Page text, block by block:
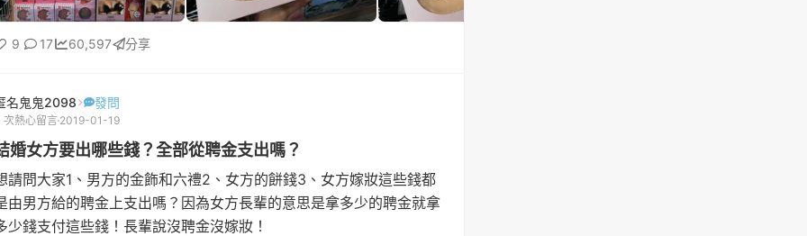
9 17 60,597 分享
名鬼鬼2098 發問
次熱心留言 2019-01-19
婚女方要出哪些錢？全部從聘金支出嗎？
請問大家1、男方的金飾和六禮2、女方的餅錢3、女方嫁妝這些錢都
由男方給的聘金上支出嗎？因為女方長輩的意思是拿多少的聘金就拿
少錢支付這些錢！長輩說沒聘金沒嫁妝！